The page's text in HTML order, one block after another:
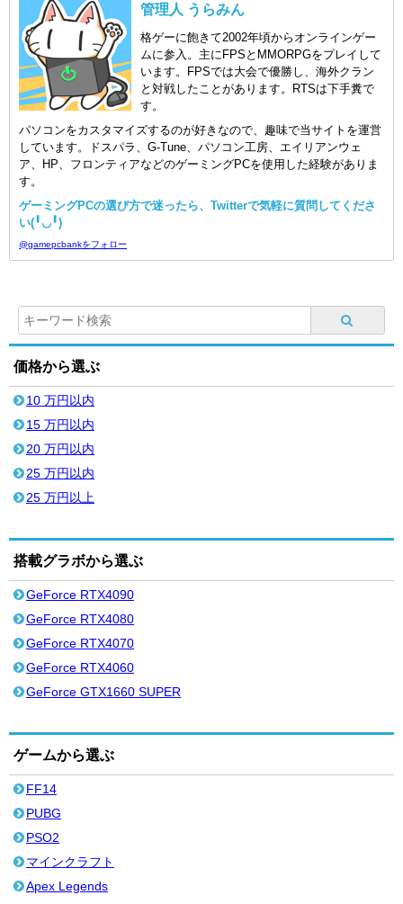
管理人 うらみん
格ゲーに飽きて2002年頃からオンラインゲー
ムに参入。主にFPSとMMORPGをプレイして
います。FPSでは大会で優勝し、海外クラン
と対戦したことがあります。RTSは下手糞で
す。
パソコンをカスタマイズするのが好きなので、趣味で当サイトを運営
しています。ドスパラ、G-Tune、パソコン工房、エイリアンウェ
ア、HP、フロンティアなどのゲーミングPCを使用した経験がありま
す。
ゲーミングPCの選び方で迷ったら、Twitterで気軽に質問してくださ
い(╹◡╹)
@gamepcbankをフォロー
価格から選ぶ
10 万円以内
15 万円以内
20 万円以内
25 万円以内
25 万円以上
搭載グラボから選ぶ
GeForce RTX4090
GeForce RTX4080
GeForce RTX4070
GeForce RTX4060
GeForce GTX1660 SUPER
ゲームから選ぶ
FF14
PUBG
PSO2
マインクラフト
Apex Legends